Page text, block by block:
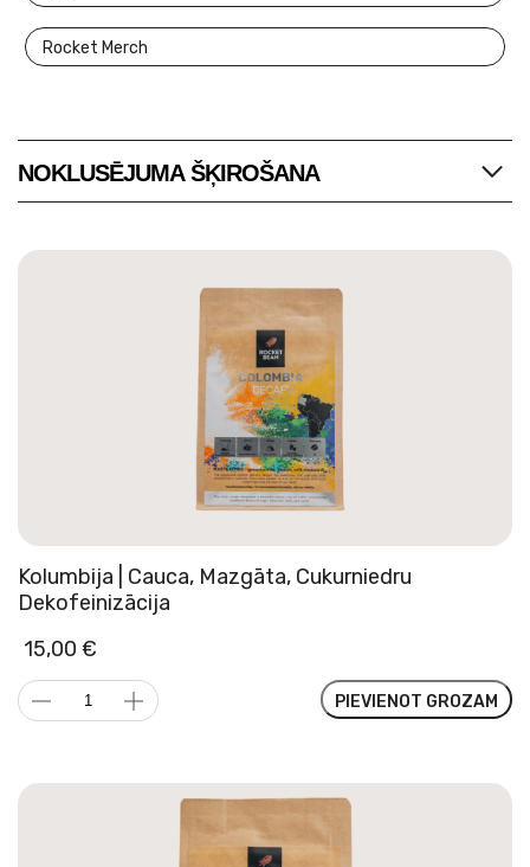
Rocket Merch
Kolumbija | Cauca, Mazgāta, Cukurniedru
Dekofeinizācija
15,00 €
Kolumbija
Mazgāta,
PIEVIENOT GROZAM